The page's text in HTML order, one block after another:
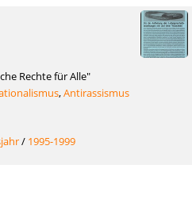
Rechte für Alle"
,Antirassismus
/ 1995-1999